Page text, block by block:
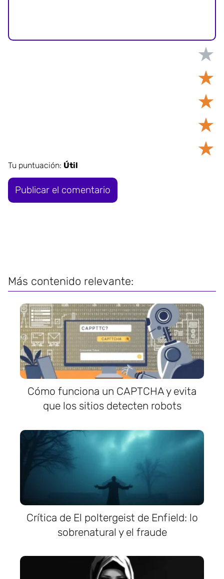
★
★
★
★
★
Tu puntuación: Útil
Más contenido relevante:
Cómo funciona un CAPTCHA y evita
que los sitios detecten robots
Crítica de El poltergeist de Enfield: lo
sobrenatural y el fraude